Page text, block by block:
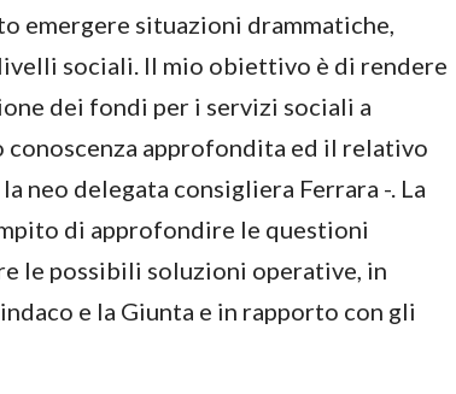
emergere situazioni drammatiche,
sociali. Il mio obiettivo è di rendere
dei fondi per i servizi sociali a
approfondita ed il relativo
neo delegata consigliera Ferrara -. La
di approfondire le questioni
le possibili soluzioni operative, in
e la Giunta e in rapporto con gli